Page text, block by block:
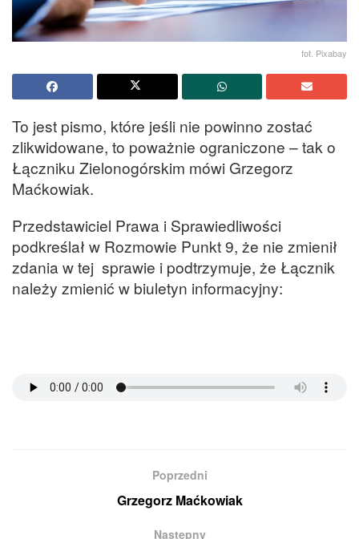
fot. Pixabay
To jest pismo, które jeśli nie powinno zostać
zlikwidowane, to poważnie ograniczone – tak o
Łączniku Zielonogórskim mówi Grzegorz
Maćkowiak.
Przedstawiciel Prawa i Sprawiedliwości
podkreślał w Rozmowie Punkt 9, że nie zmienił
zdania w tej sprawie i podtrzymuje, że Łącznik
należy zmienić w biuletyn informacyjny:
Poprzedni
Grzegorz Maćkowiak
Następny